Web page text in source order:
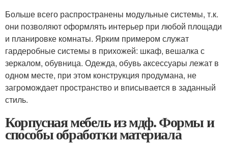
Больше всего распространены модульные системы, т.к.
они позволяют оформлять интерьер при любой площади
и планировке комнаты. Ярким примером служат
гардеробные системы в прихожей: шкаф, вешалка с
зеркалом, обувница. Одежда, обувь аксессуары лежат в
одном месте, при этом конструкция продумана, не
загромождает пространство и вписывается в заданный
стиль.
Корпусная мебель из мдф. Формы и
способы обработки материала